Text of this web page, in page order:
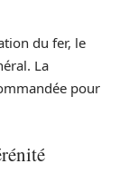
du fer, le
La
pour